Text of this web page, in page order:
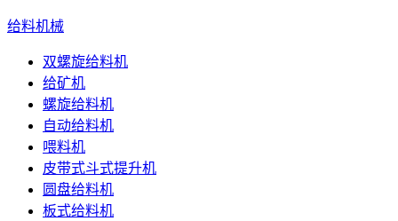
给料机械
双螺旋给料机
给矿机
螺旋给料机
自动给料机
喂料机
皮带式斗式提升机
圆盘给料机
板式给料机